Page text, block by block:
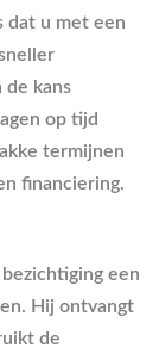
dat u met een
de kans
op tijd
termijnen
financiering.
een
Hij ontvangt
de